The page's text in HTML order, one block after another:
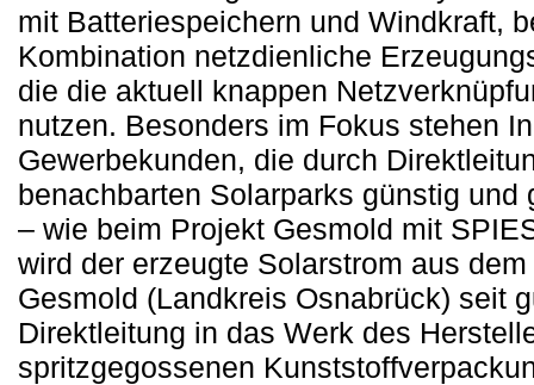
mit Batteriespeichern und Windkraft,
Kombination netzdienliche
die die aktuell knappen
nutzen. Besonders im Fokus stehen
Gewerbekunden, die durch
benachbarten Solarparks günstig und
– wie beim Projekt Gesmold mit
wird der erzeugte Solarstrom aus
Gesmold (Landkreis Osnabrück) seit
Direktleitung in das Werk des
spritzgegossenen